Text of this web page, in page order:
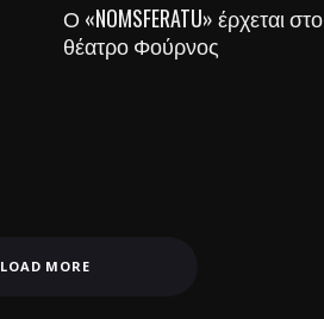
Ο «NOMSFERATU» έρχεται στο
θέατρο Φούρνος
LOAD MORE